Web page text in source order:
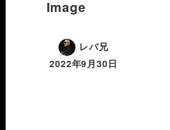
Image
レバ兄
2022年9月30日